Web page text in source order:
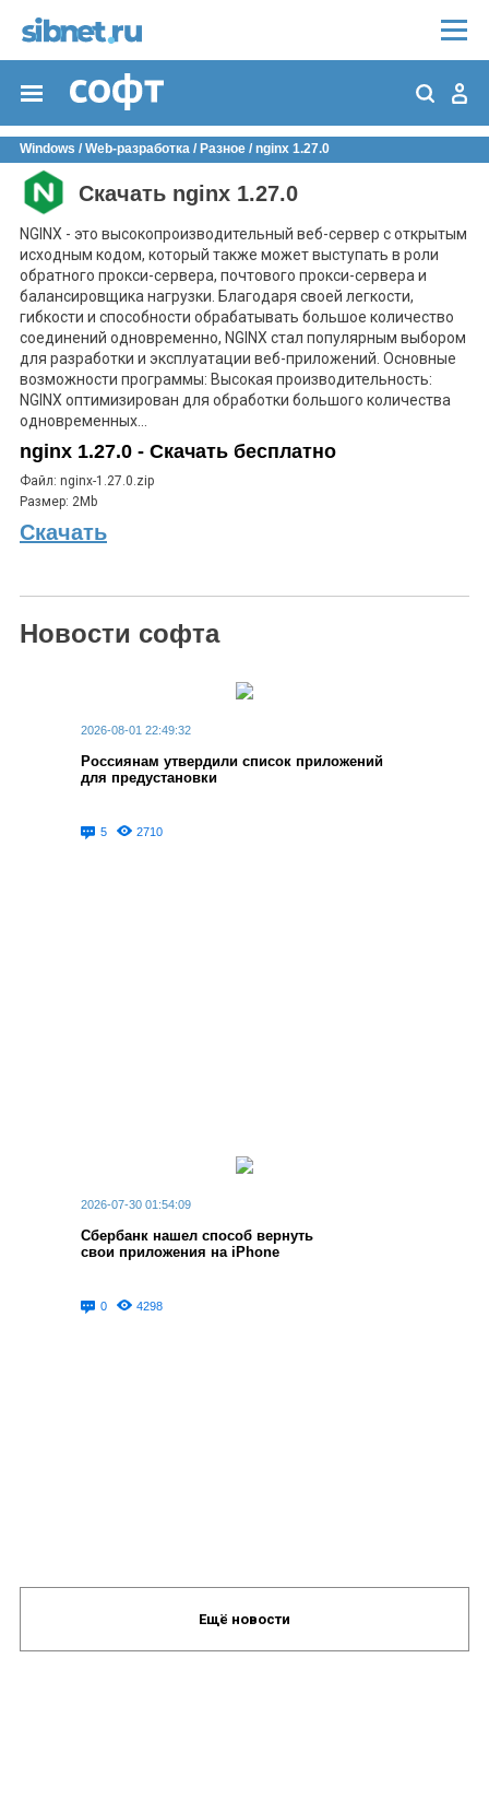
Windows / Web-разработка / Разное / nginx 1.27.0
Скачать nginx 1.27.0
NGINX - это высокопроизводительный веб-сервер с открытым
исходным кодом, который также может выступать в роли
обратного прокси-сервера, почтового прокси-сервера и
балансировщика нагрузки. Благодаря своей легкости,
гибкости и способности обрабатывать большое количество
соединений одновременно, NGINX стал популярным выбором
для разработки и эксплуатации веб-приложений. Основные
возможности программы: Высокая производительность:
NGINX оптимизирован для обработки большого количества
одновременных...
nginx 1.27.0 - Скачать бесплатно
Файл: nginx-1.27.0.zip
Размер: 2Mb
Скачать
Новости софта
2026-08-01 22:49:32
Россиянам утвердили список приложений
для предустановки
5 2710
2026-07-30 01:54:09
Сбербанк нашел способ вернуть
свои приложения на iPhone
0 4298
Ещё новости